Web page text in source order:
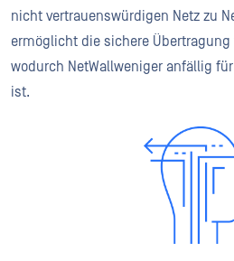
nicht vertrauenswürdigen Netz zu
ermöglicht die sichere Übertragung
wodurch NetWallweniger anfällig
ist.